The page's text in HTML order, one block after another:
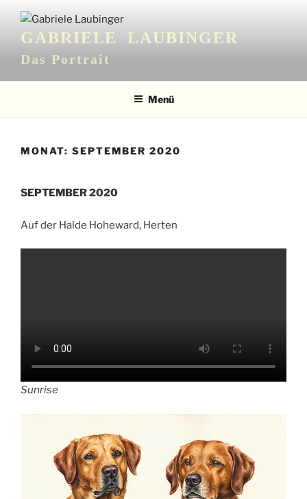
Inhalt
springenGABRIELE LAUBINGER
Das Portrait
Menü
MONAT: SEPTEMBER 2020
SEPTEMBER 2020
Auf der Halde Hoheward, Herten
Sunrise